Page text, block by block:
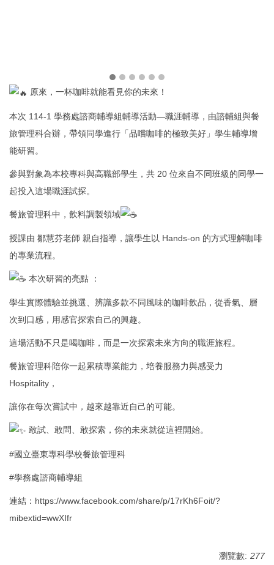
原來，一杯咖啡就能看見你的未來！
本次 114-1 學務處諮商輔導組輔導活動—職涯輔導，由諮輔組與餐
旅管理科合辦，帶領同學進行「品嚐咖啡的極致美好」學生輔導增
能研習。
參與對象為本校專科與高職部學生，共 20 位來自不同班級的同學一
起投入這場職涯試探。
餐旅管理科中，飲料調製領域
授課由 鄒慧芬老師 親自指導，讓學生以 Hands-on 的方式理解咖啡
的專業流程。
本次研習的亮點 ：
學生實際體驗並挑選、辨識多款不同風味的咖啡飲品，從香氣、層
次到口感，用感官探索自己的興趣。
這場活動不只是喝咖啡，而是一次探索未來方向的職涯旅程。
餐旅管理科陪你一起累積專業能力，培養服務力與感受力
Hospitality，
讓你在每次嘗試中，越來越靠近自己的可能。
敢試、敢問、敢探索，你的未來就從這裡開始。
#國立臺東專科學校餐旅管理科
#學務處諮商輔導組
連結： https://www.facebook.com/share/p/17rKh6Foit/?
mibextid=wwXIfr
瀏覽數: 277